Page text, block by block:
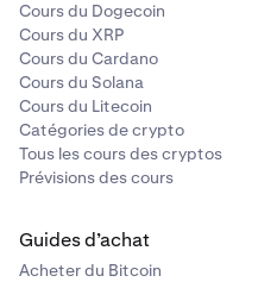
Cours du Dogecoin
Cours du XRP
Cours du Cardano
Cours du Solana
Cours du Litecoin
Catégories de crypto
Tous les cours des cryptos
Prévisions des cours
Guides d’achat
Acheter du Bitcoin